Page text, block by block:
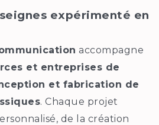
expérimenté en
accompagne
et entreprises de
et fabrication de
. Chaque projet
de la création